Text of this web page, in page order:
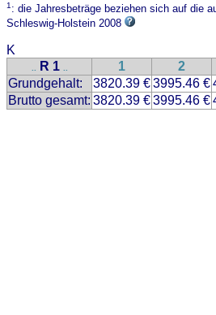
1: die Jahresbeträge beziehen sich auf die
Schleswig-Holstein 2008
K
.. R 1 .. 1 2
Grundgehalt:
3820.39 €3995.46 €
Brutto gesamt: 3820.39 €3995.46 €